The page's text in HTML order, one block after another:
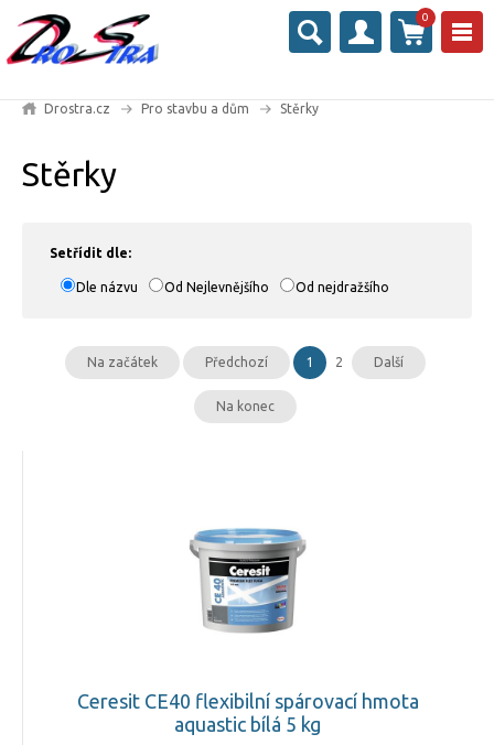
0
Drostra.cz Pro stavbu a dům Stěrky
Stěrky
Setřídit dle:
Dle názvu Od Nejlevnějšího Od nejdražšího
Na začátek Předchozí 1 2 Další
Na konec
Ceresit CE40 flexibilní spárovací hmota
aquastic bílá 5 kg